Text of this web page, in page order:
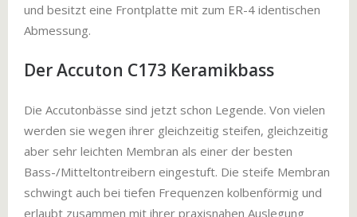
und besitzt eine Frontplatte mit zum ER-4 identischen
Abmessung.
Der Accuton C173 Keramikbass
Die Accutonbässe sind jetzt schon Legende. Von vielen
werden sie wegen ihrer gleichzeitig steifen, gleichzeitig
aber sehr leichten Membran als einer der besten
Bass-/Mitteltontreibern eingestuft. Die steife Membran
schwingt auch bei tiefen Frequenzen kolbenförmig und
erlaubt zusammen mit ihrer praxisnahen Auslegung